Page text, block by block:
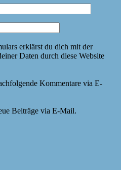
erklärst du dich mit der
Daten durch diese Website
Kommentare via E-
Beiträge via E-Mail.